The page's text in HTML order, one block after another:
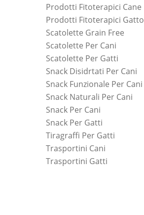
Prodotti Fitoterapici Cane
Prodotti Fitoterapici Gatto
Scatolette Grain Free
Scatolette Per Cani
Scatolette Per Gatti
Snack Disidrtati Per Cani
Snack Funzionale Per Cani
Snack Naturali Per Cani
Snack Per Cani
Snack Per Gatti
Tiragraffi Per Gatti
Trasportini Cani
Trasportini Gatti